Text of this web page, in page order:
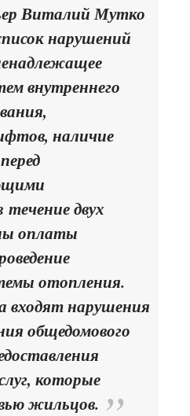
Виталий Мутко
нарушений
внутреннего
наличие
двух
оплаты
отопления.
входят нарушения
общедомового
которые
жильцов.